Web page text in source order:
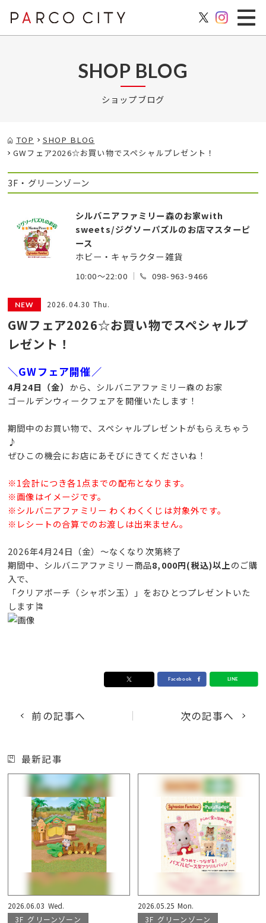
SHOP BLOG
ショップブログ
TOP
SHOP BLOG
GWフェア2026☆お買い物でスペシャルプレゼント！
3F・グリーンゾーン
シルバニアファミリー森のお家with
sweets/ジグソーパズルのお店マスターピ
ース
ホビー・キャラクター雑貨
10:00～22:00 098-963-9466
2026.04.30 Thu.
GWフェア2026☆お買い物でスペシャルプ
レゼント！
＼GWフェア開催／
4月24日（金） から、シルバニアファミリー森のお家
ゴールデンウィークフェアを開催いたします！
期間中のお買い物で、スペシャルプレゼントがもらえちゃう
♪
ぜひこの機会にお店にあそびにきてくださいね！
※1会計につき各1点までの配布となります。
※画像はイメージです。
※シルバニアファミリー わくわくくじは対象外です。
※レシートの合算でのお渡しは出来ません。
2026年4月24日（金）〜なくなり次第終了
期間中、シルバニアファミリー商品8,000円(税込)以上のご購
入で、
「クリアポーチ（シャボン玉）」をおひとつプレゼントいた
します🎏
前の記事へ 次の記事へ
最新記事
2026.06.03 Wed.
3F グリーンゾーン
2026.05.25 Mon.
3F グリーンゾーン